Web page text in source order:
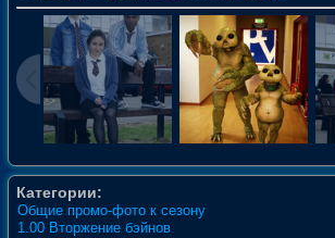
Категории:
Общие промо-фото к сезону
1.00 Вторжение бэйнов